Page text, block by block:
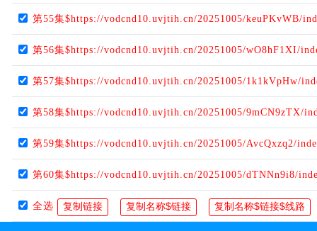
第55集$https://vodcnd10.uvjtih.cn/20251005/keuPKvWB/
第56集$https://vodcnd10.uvjtih.cn/20251005/wO8hF1XI/
第57集$https://vodcnd10.uvjtih.cn/20251005/1k1kVpHw/
第58集$https://vodcnd10.uvjtih.cn/20251005/9mCN9zTX/
第59集$https://vodcnd10.uvjtih.cn/20251005/AvcQxzq2/
第60集$https://vodcnd10.uvjtih.cn/20251005/dTNNn9i8/
全选